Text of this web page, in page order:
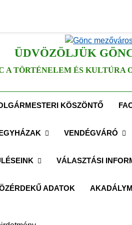
ÜDVÖZÖLJÜK
A TÖRTÉNELEM ÉS KULTÚRA
KÖSZÖNTŐ
VENDÉGVÁRÓ
VÁLASZTÁSI
ADATOK